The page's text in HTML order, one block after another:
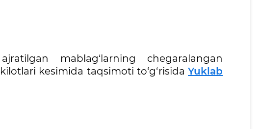
mablag‘larning chegaralangan
kesimida taqsimoti to‘g‘risida Yuklab